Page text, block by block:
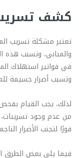
كشف تسريب
تعتبر مشكلة تسريب
والمباني، وتسبب هذه
في فواتير استهلاك
وتسبب أضرار جسيمة
لذلك، يجب القيام
من عدم وجود
فورًا لتجنب الأضرار
فيما يلي بعض الطرق